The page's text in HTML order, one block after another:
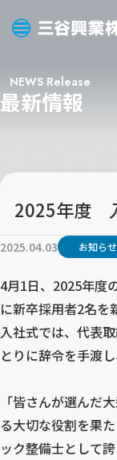
NEWS Release
最新情報
2025年度
2025.04.03 お知らせ
4月1日、2025年度
に新卒採用者2名を
入社式では、代表
とりに辞令を手渡
「皆さんが選んだ
る大切な役割を果
ック整備士として